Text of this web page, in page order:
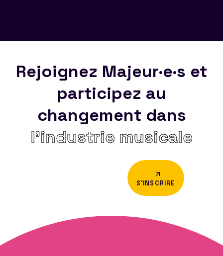
Rejoignez Majeur·e·s et
participez au
changement dans
l’industrie musicale
S'INSCRIRE